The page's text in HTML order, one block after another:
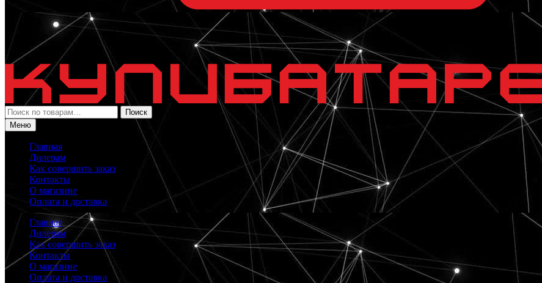
Искать:
Поиск
Меню
Главная
Дилерам
Как совершить заказ
Контакты
О магазине
Оплата и доставка
Главная
Дилерам
Как совершить заказ
Контакты
О магазине
Оплата и доставка